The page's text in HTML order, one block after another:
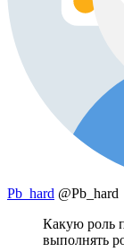
Pb_hard @Pb_hard
Какую роль
выполнять